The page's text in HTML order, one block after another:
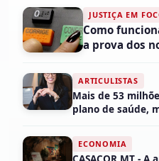
JUSTIÇA EM
Como
a prova dos
ARTICULISTAS
Mais de 53
plano de saúde,
ECONOMIA